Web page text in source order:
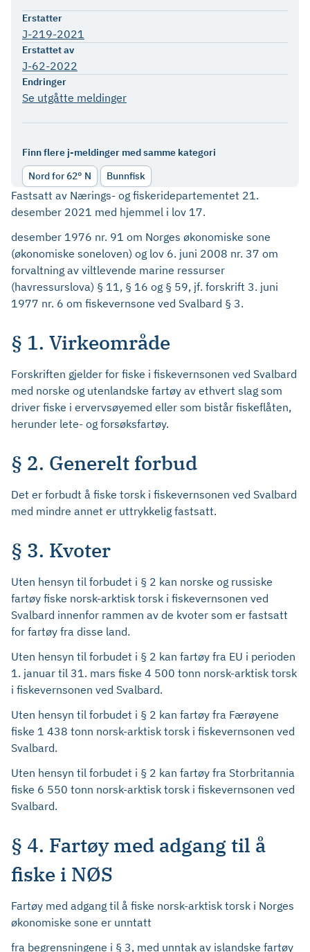
Erstatter
J-219-2021
Erstattet av
J-62-2022
Endringer
Se utgåtte meldinger
Finn flere j-meldinger med samme kategori
Nord for 62° N
Bunnfisk
Fastsatt av Nærings- og fiskeridepartementet 21.
desember 2021 med hjemmel i lov 17.
desember 1976 nr. 91 om Norges økonomiske sone
(økonomiske soneloven) og lov 6. juni 2008 nr. 37 om
forvaltning av viltlevende marine ressurser
(havressurslova) § 11, § 16 og § 59, jf. forskrift 3. juni
1977 nr. 6 om fiskevernsone ved Svalbard § 3.
§ 1. Virkeområde
Forskriften gjelder for fiske i fiskevernsonen ved Svalbard
med norske og utenlandske fartøy av ethvert slag som
driver fiske i ervervsøyemed eller som bistår fiskeflåten,
herunder lete- og forsøksfartøy.
§ 2. Generelt forbud
Det er forbudt å fiske torsk i fiskevernsonen ved Svalbard
med mindre annet er uttrykkelig fastsatt.
§ 3. Kvoter
Uten hensyn til forbudet i § 2 kan norske og russiske
fartøy fiske norsk-arktisk torsk i fiskevernsonen ved
Svalbard innenfor rammen av de kvoter som er fastsatt
for fartøy fra disse land.
Uten hensyn til forbudet i § 2 kan fartøy fra EU i perioden
1. januar til 31. mars fiske 4 500 tonn norsk-arktisk torsk
i fiskevernsonen ved Svalbard.
Uten hensyn til forbudet i § 2 kan fartøy fra Færøyene
fiske 1 438 tonn norsk-arktisk torsk i fiskevernsonen ved
Svalbard.
Uten hensyn til forbudet i § 2 kan fartøy fra Storbritannia
fiske 6 550 tonn norsk-arktisk torsk i fiskevernsonen ved
Svalbard.
§ 4. Fartøy med adgang til å
fiske i NØS
Fartøy med adgang til å fiske norsk-arktisk torsk i Norges
økonomiske sone er unntatt
fra begrensningene i § 3, med unntak av islandske fartøy